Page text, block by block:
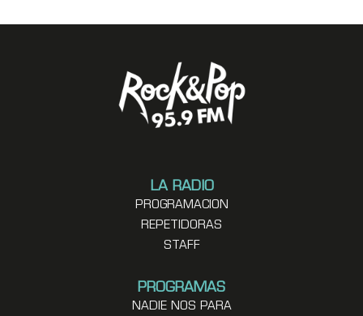
LA RADIO
PROGRAMACION
REPETIDORAS
STAFF
PROGRAMAS
NADIE NOS PARA